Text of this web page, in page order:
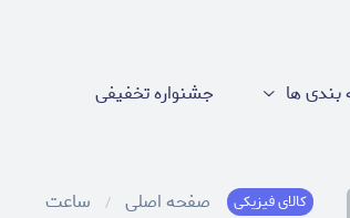
ها جشنواره تخفیفی
کالای فیزیکی صفحه اصلی ساعت